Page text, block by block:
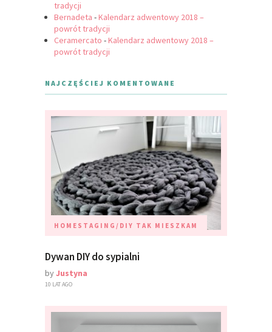
tradycji
Bernadeta -Kalendarz adwentowy 2018 –
powrót tradycji
Ceramercato -Kalendarz adwentowy 2018 –
powrót tradycji
NAJCZĘŚCIEJ KOMENTOWANE
HOMESTAGING/DIY TAK MIESZKAM
Dywan DIY do sypialni
byJustyna
10 LAT AGO